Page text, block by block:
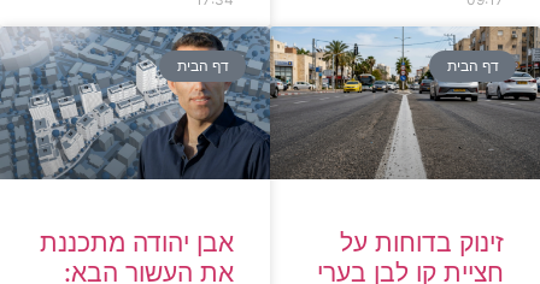
דף הבית
זינוק בדוחות על
חציית קו לבן בערי
דף הבית
אבן יהודה מתכננת
את העשור הבא: